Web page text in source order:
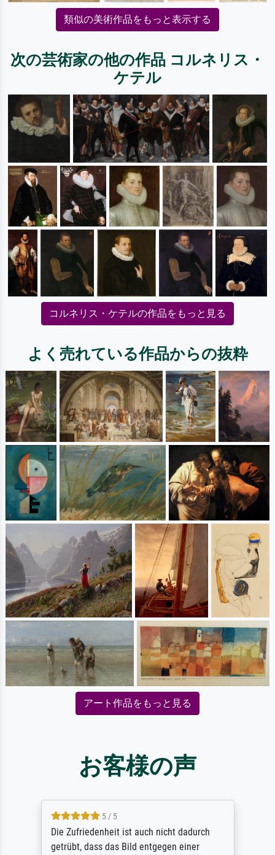
類似の美術作品をもっと表示する
次の芸術家の他の作品 コルネリス・
ケテル
コルネリス・ケテルの作品をもっと見る
よく売れている作品からの抜粋
アート作品をもっと見る
お客様の声
5 / 5
Die Zufriedenheit ist auch nicht dadurch
getrübt, dass das Bild entgegen einer